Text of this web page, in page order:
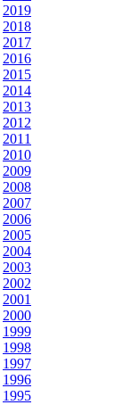
2019
2018
2017
2016
2015
2014
2013
2012
2011
2010
2009
2008
2007
2006
2005
2004
2003
2002
2001
2000
1999
1998
1997
1996
1995